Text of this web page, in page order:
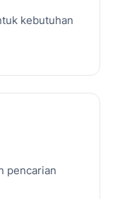
kebutuhan
pencarian